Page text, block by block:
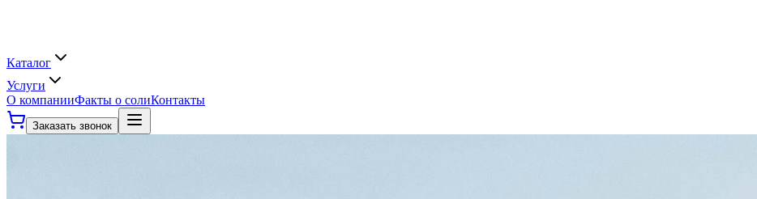
Каталог
Услуги
О компанииФакты о солиКонтакты
Заказать звонок